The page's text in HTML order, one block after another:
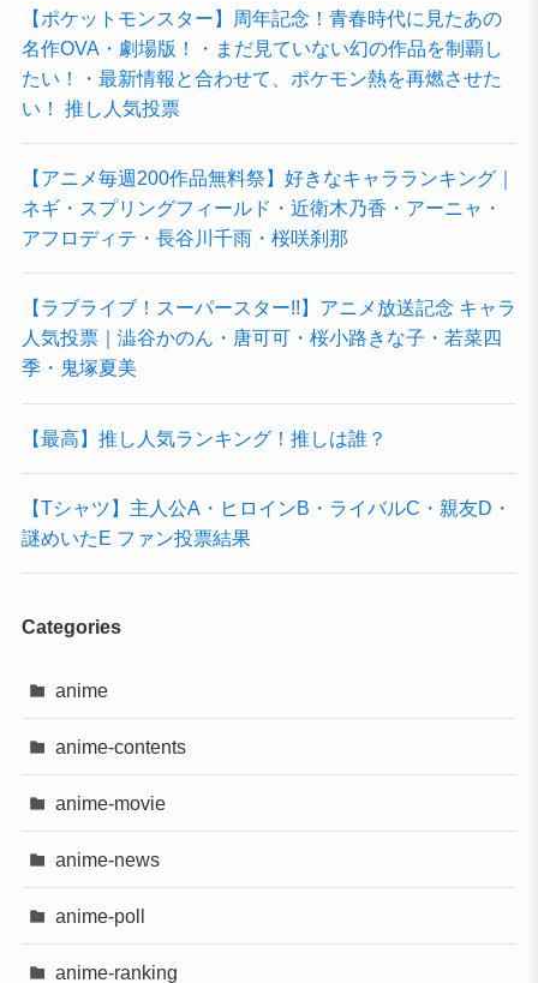
【ポケットモンスター】周年記念！青春時代に見たあの
名作OVA・劇場版！・まだ見ていない幻の作品を制覇し
たい！・最新情報と合わせて、ポケモン熱を再燃させた
い！ 推し人気投票
【アニメ毎週200作品無料祭】好きなキャラランキング｜
ネギ・スプリングフィールド・近衛木乃香・アーニャ・
アフロディテ・長谷川千雨・桜咲刹那
【ラブライブ！スーパースター!!】アニメ放送記念 キャラ
人気投票｜澁谷かのん・唐可可・桜小路きな子・若菜四
季・鬼塚夏美
【最高】推し人気ランキング！推しは誰？
【Tシャツ】主人公A・ヒロインB・ライバルC・親友D・
謎めいたE ファン投票結果
Categories
anime
anime-contents
anime-movie
anime-news
anime-poll
anime-ranking